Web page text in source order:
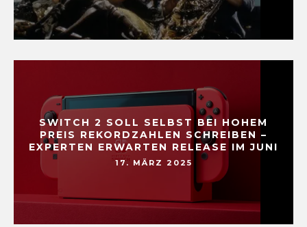
SWITCH 2 SOLL SELBST BEI HOHEM
PREIS REKORDZAHLEN SCHREIBEN –
EXPERTEN ERWARTEN RELEASE IM JUNI
17. MÄRZ 2025